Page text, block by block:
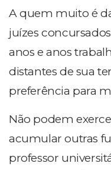
A quem muito é
juízes
anos e anos
distantes de sua
preferência para
Não podem
acumular outras
professor